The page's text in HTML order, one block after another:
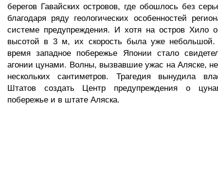
берегов Гавайских островов, где обошлось без
благодаря ряду геологических особенностей
системе предупреждения. И хотя на остров Хило
высотой в 3 м, их скорость была уже небольшой.
время западное побережье Японии стало
агонии цунами. Волны, вызвавшие ужас на Аляске,
нескольких сантиметров. Трагедия вынудила
Штатов создать Центр предупреждения о
побережье и в штате Аляска.